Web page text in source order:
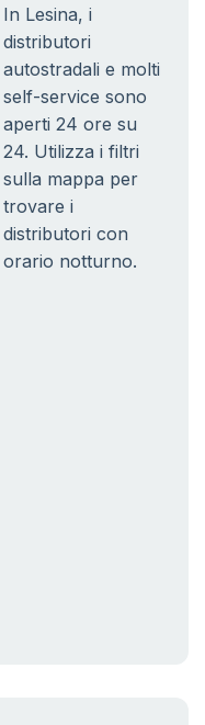
In Lesina, i
distributori
autostradali e molti
self-service sono
aperti 24 ore su
24. Utilizza i filtri
sulla mappa per
trovare i
distributori con
orario notturno.